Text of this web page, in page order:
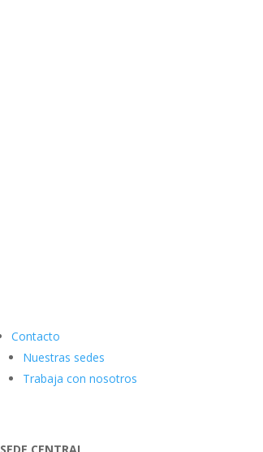
Contacto
Nuestras sedes
Trabaja con nosotros